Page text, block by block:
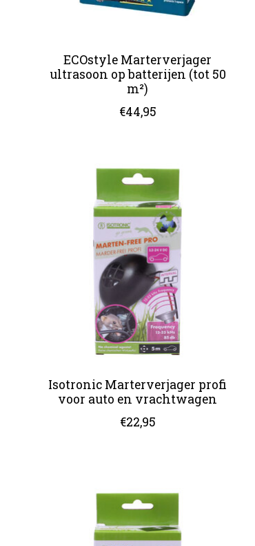
ECOstyle Marterverjager
ultrasoon op batterijen (tot 50
m²)
€44,95
Isotronic Marterverjager profi
voor auto en vrachtwagen
€22,95